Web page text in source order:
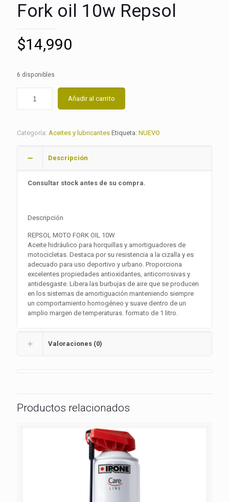
Fork oil 10w Repsol
$14,990
6 disponibles
Añadir al carrito
Categoría: Aceites y lubricantes Etiqueta: NUEVO
Descripción
Consultar stock antes de su compra.
Descripción
REPSOL MOTO FORK OIL 10W
Aceite hidráulico para horquillas y amortiguadores de
motocicletas. Destaca por su resistencia a la cizalla y es
adecuado para uso deportivo y urbano. Proporciona
excelentes propiedades antioxidantes, anticorrosivas y
antidesgaste. Libera las burbujas de aire que se producen
en los sistemas de amortiguación manteniendo siempre
un comportamiento homogéneo y suave dentro de un
amplio margen de temperaturas. formato de 1 litro.
Valoraciones (0)
Productos relacionados